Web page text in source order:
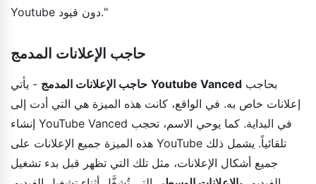
Youtube دون قيود."
حاجب الإعلانات المدمج
حاجب الإعلانات المدمج Youtube Vanced
إعلانات خاص به. في الواقع، كانت هذه الميزة هي التي أدت إلى
إنشاء YouTube Vanced في البداية. كما يوحي الاسم، تحجب
هذه الميزة جميع الإعلانات على YouTube تلقائياً. يشمل ذلك
جميع أشكال الإعلانات، مثل تلك التي تظهر قبل بدء تشغيل